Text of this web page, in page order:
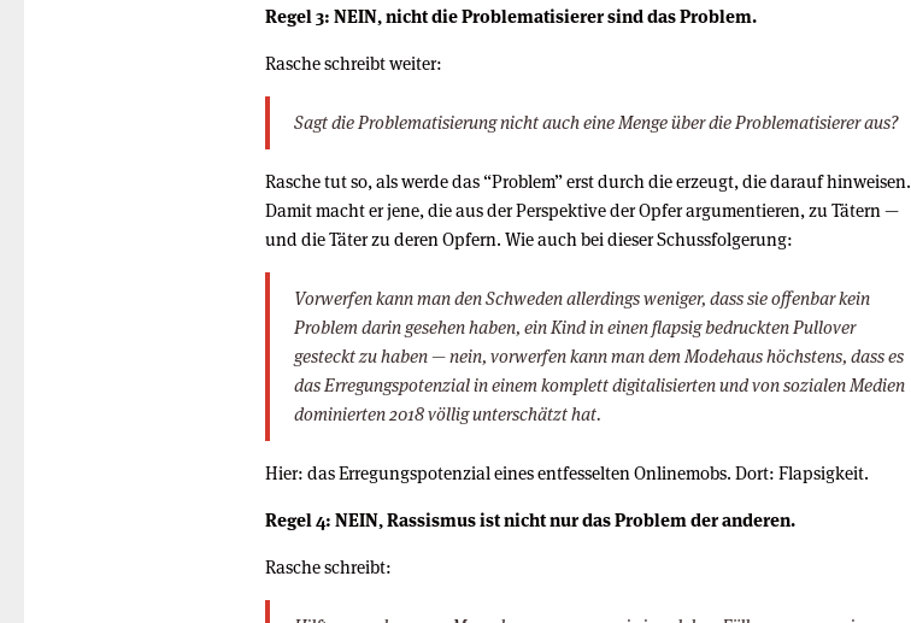
Regel 3: NEIN, nicht die Problematisierer sind das Problem.
Rasche schreibt weiter:
Sagt die Problematisierung nicht auch eine Menge über die Problematisierer aus?
Rasche tut so, als werde das “Problem” erst durch die erzeugt, die darauf hinweisen.
Damit macht er jene, die aus der Perspektive der Opfer argumentieren, zu Tätern —
und die Täter zu deren Opfern. Wie auch bei dieser Schussfolgerung:
Vorwerfen kann man den Schweden allerdings weniger, dass sie offenbar kein
Problem darin gesehen haben, ein Kind in einen flapsig bedruckten Pullover
gesteckt zu haben — nein, vorwerfen kann man dem Modehaus höchstens, dass es
das Erregungspotenzial in einem komplett digitalisierten und von sozialen Medien
dominierten 2018 völlig unterschätzt hat.
Hier: das Erregungspotenzial eines entfesselten Onlinemobs. Dort: Flapsigkeit.
Regel 4: NEIN, Rassismus ist nicht nur das Problem der anderen.
Rasche schreibt: